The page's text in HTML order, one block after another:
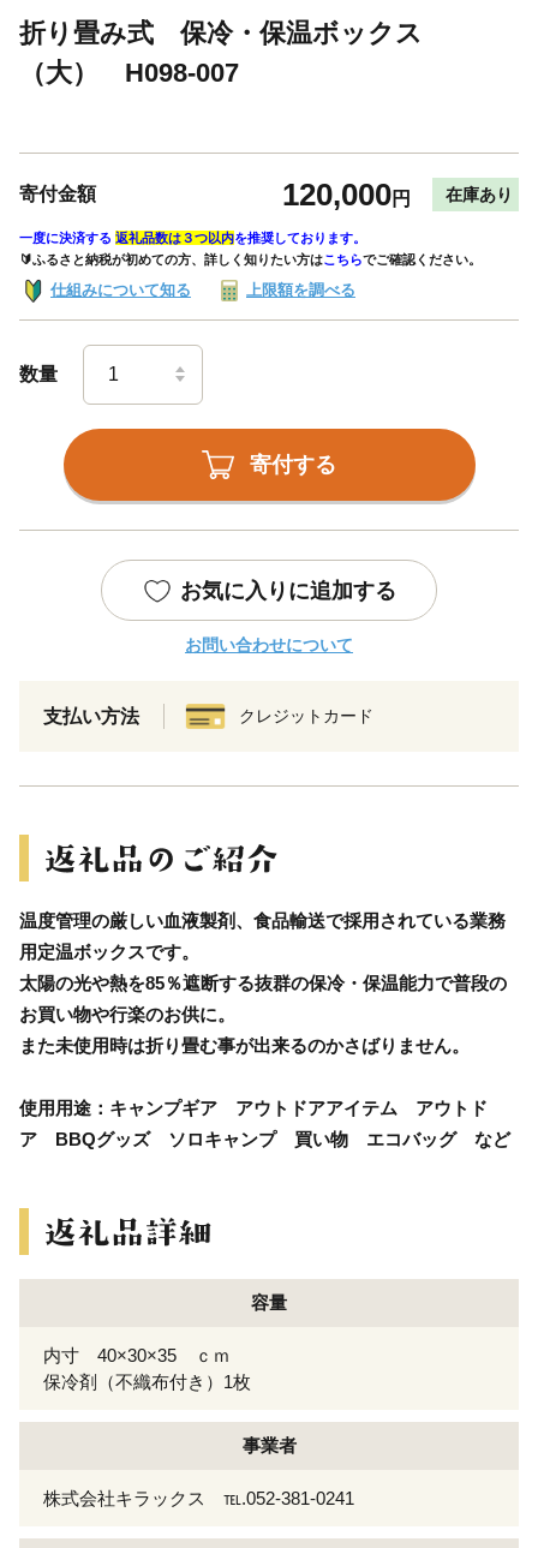
折り畳み式 保冷・保温ボックス
（大） H098-007
寄付金額 120,000円 在庫あり
一度に決済する 返礼品数は３つ以内を推奨しております。
🔰ふるさと納税が初めての方、詳しく知りたい方はこちらでご確認ください。
仕組みについて知る 上限額を調べる
数量
寄付する
お気に入りに追加する
お問い合わせについて
支払い方法 クレジットカード
温度管理の厳しい血液製剤、食品輸送で採用されている業務
用定温ボックスです。
太陽の光や熱を85％遮断する抜群の保冷・保温能力で普段の
お買い物や行楽のお供に。
また未使用時は折り畳む事が出来るのかさばりません。
使用用途：キャンプギア アウトドアアイテム アウトド
ア BBQグッズ ソロキャンプ 買い物 エコバッグ など
容量
内寸 40×30×35 ｃｍ
保冷剤（不織布付き）1枚
事業者
株式会社キラックス ℡.052-381-0241